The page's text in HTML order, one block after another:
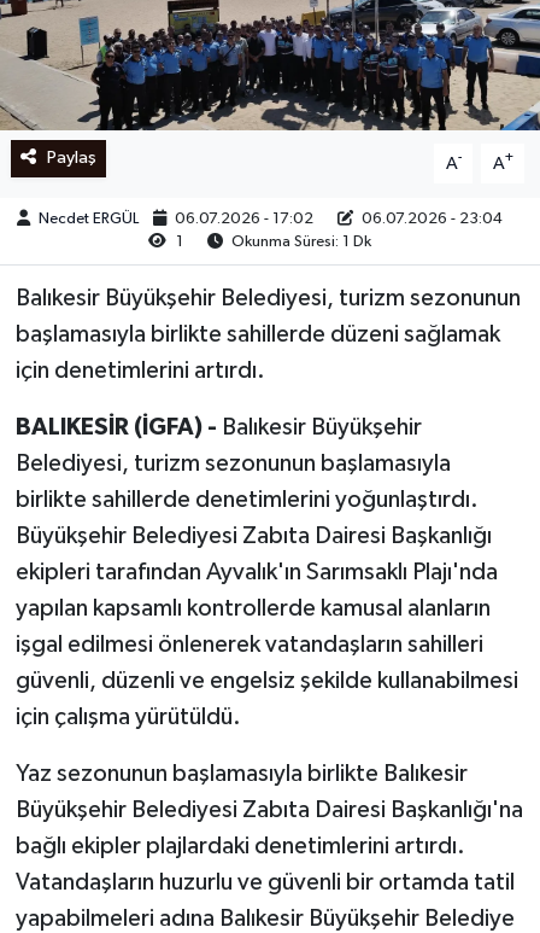
Paylaş A- A+
Necdet ERGÜL 06.07.2026 - 17:02
06.07.2026 - 23:04
1
Okunma Süresi: 1 Dk
Balıkesir Büyükşehir Belediyesi, turizm sezonunun
başlamasıyla birlikte sahillerde düzeni sağlamak
için denetimlerini artırdı.
BALIKESİR (İGFA) - Balıkesir Büyükşehir
Belediyesi, turizm sezonunun başlamasıyla
birlikte sahillerde denetimlerini yoğunlaştırdı.
Büyükşehir Belediyesi Zabıta Dairesi Başkanlığı
ekipleri tarafından Ayvalık'ın Sarımsaklı Plajı'nda
yapılan kapsamlı kontrollerde kamusal alanların
işgal edilmesi önlenerek vatandaşların sahilleri
güvenli, düzenli ve engelsiz şekilde kullanabilmesi
için çalışma yürütüldü.
Yaz sezonunun başlamasıyla birlikte Balıkesir
Büyükşehir Belediyesi Zabıta Dairesi Başkanlığı'na
bağlı ekipler plajlardaki denetimlerini artırdı.
Vatandaşların huzurlu ve güvenli bir ortamda tatil
yapabilmeleri adına Balıkesir Büyükşehir Belediye
Ege
İzmir
İletişim
Künye
Yerel